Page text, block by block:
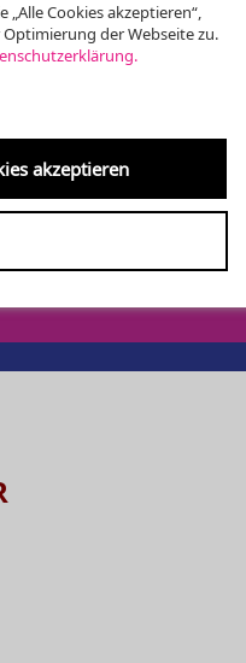
Cookies akzeptieren“,
der Webseite zu.
akzeptieren